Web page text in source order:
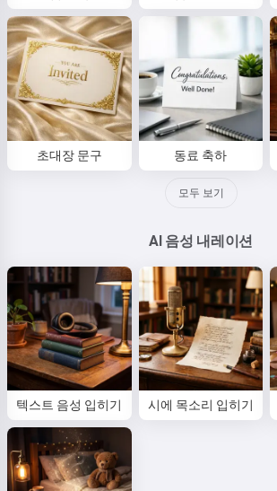
초대장 문구 동료 축하
모두 보기
AI 음성 내레이션
텍스트 음성 입히기 시에 목소리 입히기